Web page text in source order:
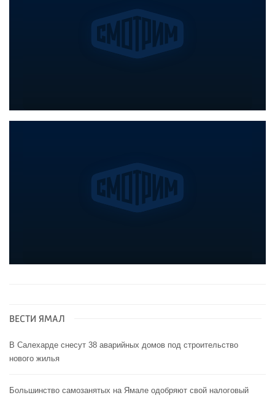
ВЕСТИ ЯМАЛ
В Салехарде снесут 38 аварийных домов под строительство
нового жилья
Большинство самозанятых на Ямале одобряют свой налоговый